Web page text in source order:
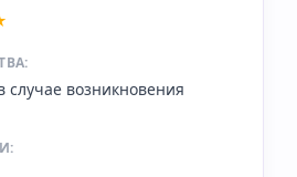
случае возникновения